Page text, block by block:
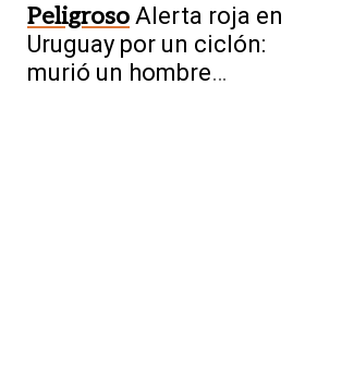
Peligroso Alerta roja en
Uruguay por un ciclón:
murió un hombre